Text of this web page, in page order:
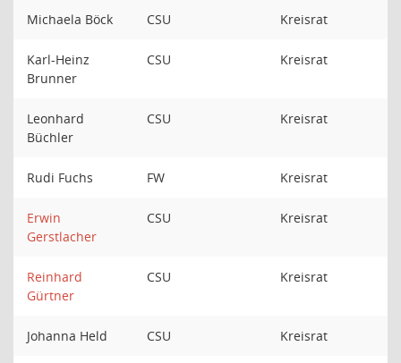
Michaela Böck CSU Kreisrat
Karl-Heinz
Brunner
CSU Kreisrat
Leonhard
Büchler
CSU Kreisrat
Rudi Fuchs FW Kreisrat
Erwin
Gerstlacher
CSU Kreisrat
Reinhard
Gürtner
CSU Kreisrat
Johanna Held CSU Kreisrat